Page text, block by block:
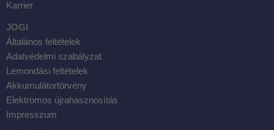
Karrier
JOGI
Általános feltételek
Adatvédelmi szabályzat
Lemondási feltételek
Akkumulátortörvény
Elektromos újrahasznosítás
Impresszum